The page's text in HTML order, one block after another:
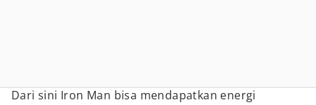
Dari sini Iron Man bisa mendapatkan energi